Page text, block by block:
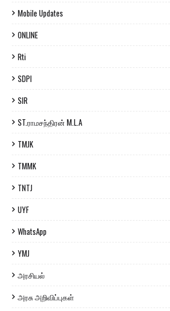
Mobile Updates
ONLINE
Rti
SDPI
SIR
ST.ராமசந்திரன் M.L.A
TMJK
TMMK
TNTJ
UYF
WhatsApp
YMJ
அரசியல்
அரசு அறிவிப்புகள்